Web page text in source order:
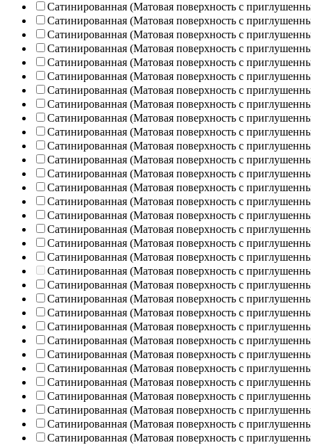
Сатинированная (Матовая поверхность с
Сатинированная (Матовая поверхность с
Сатинированная (Матовая поверхность с
Сатинированная (Матовая поверхность с
Сатинированная (Матовая поверхность с
Сатинированная (Матовая поверхность с
Сатинированная (Матовая поверхность с
Сатинированная (Матовая поверхность с
Сатинированная (Матовая поверхность с
Сатинированная (Матовая поверхность с
Сатинированная (Матовая поверхность с
Сатинированная (Матовая поверхность с
Сатинированная (Матовая поверхность с
Сатинированная (Матовая поверхность с
Сатинированная (Матовая поверхность с
Сатинированная (Матовая поверхность с
Сатинированная (Матовая поверхность с
Сатинированная (Матовая поверхность с
Сатинированная (Матовая поверхность с
Сатинированная (Матовая поверхность с
Сатинированная (Матовая поверхность с
Сатинированная (Матовая поверхность с
Сатинированная (Матовая поверхность с
Сатинированная (Матовая поверхность с
Сатинированная (Матовая поверхность с
Сатинированная (Матовая поверхность с
Сатинированная (Матовая поверхность с
Сатинированная (Матовая поверхность с
Сатинированная (Матовая поверхность с
Сатинированная (Матовая поверхность с
Сатинированная (Матовая поверхность с
Сатинированная (Матовая поверхность с